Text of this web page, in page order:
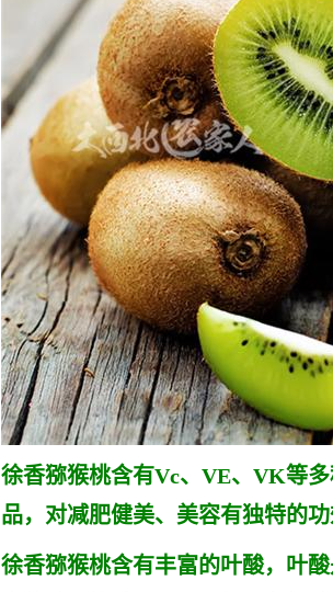
徐香猕猴桃含有Vc、VE、VK等
品，对减肥健美、美容有独特的
徐香猕猴桃含有丰富的叶酸，叶